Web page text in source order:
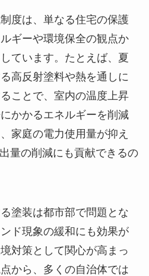
度は、単なる住宅の保護
ギーや環境保全の観点か
ています。たとえば、夏
高反射塗料や熱を通しに
ことで、室内の温度上昇
かかるエネルギーを削減
家庭の電力使用量が抑え
量の削減にも貢献できるの
塗装は都市部で問題とな
ド現象の緩和にも効果が
対策として関心が高まっ
から、多くの自治体では